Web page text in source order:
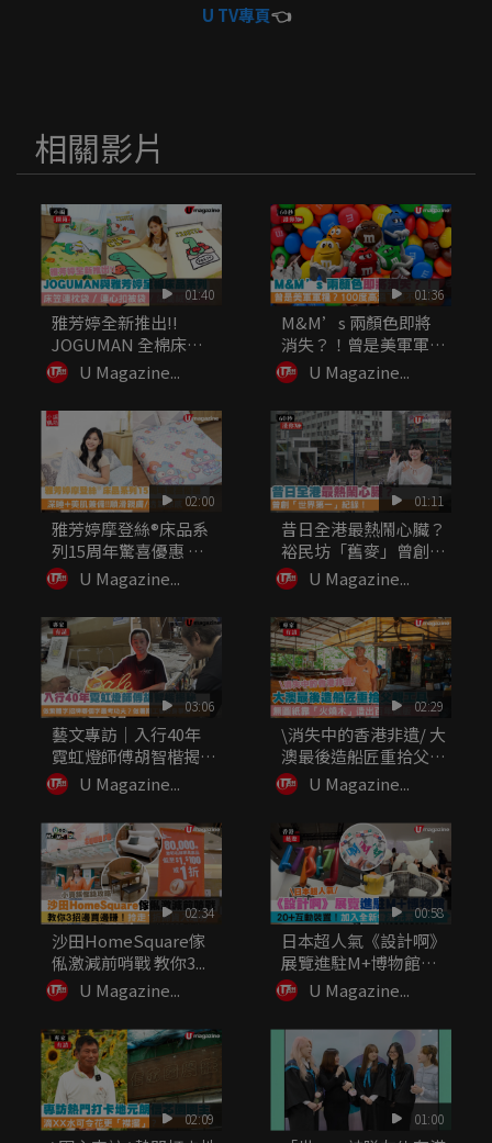
U TV專頁👈
相關影片
01:40
雅芳婷全新推出!!
JOGUMAN 全棉床品
系列...U Magazine...
01:36
M&M’s 兩顏色即將
消失？！曾是美軍軍
糧？10...U Magazine...
02:00
雅芳婷摩登絲®床品系
列15周年驚喜優惠 深
睡+...U Magazine...
01:11
昔日全港最熱鬧心臟？
裕民坊「舊麥」曾創
「世界第一...
U Magazine...
03:06
藝文專訪｜入行40年
霓虹燈師傅胡智楷揭
秘：做繁體...
U Magazine...
02:29
\消失中的香港非遺/ 大
澳最後造船匠重拾父親
工... U Magazine...
02:34
沙田HomeSquare傢
俬激減前哨戰 教你3...
U Magazine...
00:58
日本超人氣《設計啊》
展覽進駐M+博物館
20+...U Magazine...
02:09 01:00